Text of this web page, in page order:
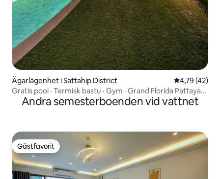
Ägarlägenhet i Sattahip District 4,79 av 5 i
4,79 (42)
Gratis pool · Termisk bastu · Gym · Grand Florida Pattaya
nära stranden Water Park lägenhet E206
Andra semesterboenden vid vattnet
Gästfavorit
Gästfavorit